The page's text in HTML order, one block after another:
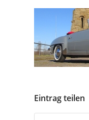
Eintrag teilen